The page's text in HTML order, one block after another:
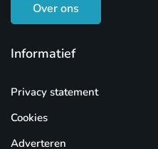
Over ons
Informatief
Privacy statement
Cookies
Adverteren